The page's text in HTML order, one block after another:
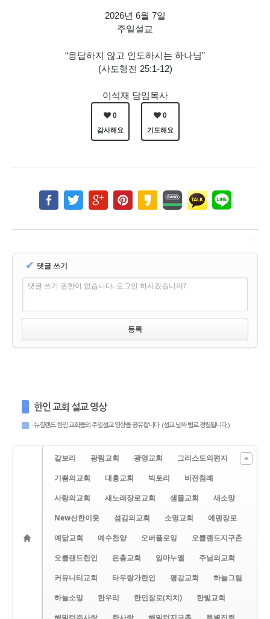
2026년 6월 7일
주일설교
“응답하지 않고 인도하시는 하나님”
(사도행전 25:1-12)
이석재 담임목사
0
감사해요
0
기도해요
✔ 댓글 쓰기
댓글 쓰기 권한이 없습니다. 로그인 하시겠습니까?
한인 교회 설교 영상
뉴질랜드 한인 교회들의 주일설교 영상을 공유합니다. (설교 날짜 별로 정렬됩니다.)
갈보리 광림교회 광명교회
그리스도의편지
기쁨의교회
대흥교회 빅토리
비전침례
사랑의교회
새노래장로교회 샘물교회
새소망
New선한이웃
섬김의교회 소명교회
에덴장로
예닮교회
예수찬양 오버플로잉
오클랜드지구촌
오클랜드한인
은총교회 임마누엘
주님의교회
커뮤니티교회
타우랑가한인 평강교회
하늘그림
하늘소망
한우리 한인장로(치치)
한빛교회